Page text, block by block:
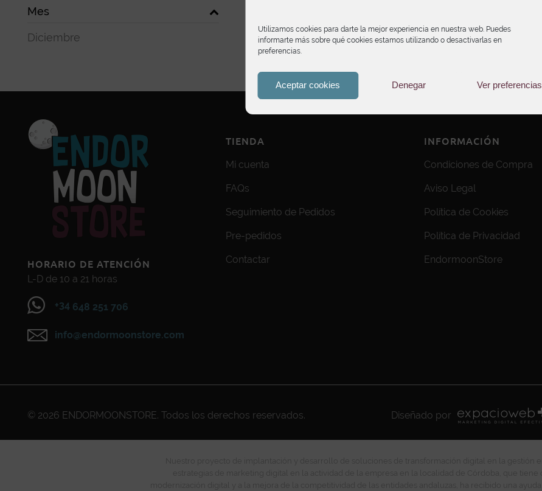
Utilizamos cookies para darte la mejor experiencia en nuestra web. Puedes
informarte más sobre qué cookies estamos utilizando o desactivarlas en
preferencias.
Aceptar cookies Denegar Ver preferencias
Mes
Diciembre
HORARIO DE ATENCIÓN
L-D de 10 a 21 horas
+34 648 251 706
info@endormoonstore.com
TIENDA
Mi cuenta
FAQs
Seguimiento de Pedidos
Pre-pedidos
Contactar
INFORMACIÓN
Condiciones de Compra
Aviso Legal
Política de Cookies
Política de Privacidad
EndormoonStore
© 2026 ENDORMOONSTORE. Todos los derechos reservados. Diseñado por